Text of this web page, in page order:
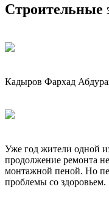
Строительные
Кадыров Фархад
Уже год жители одной
продолжение ремонта
монтажной пеной. Но
проблемы со здоровьем.